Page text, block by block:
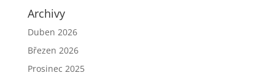
Archivy
Duben 2026
Březen 2026
Prosinec 2025